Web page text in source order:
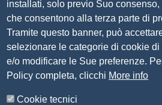
P.IVA 00859790172
C.F. 80013870177
Contatti
Amministrazione
Organizzazione
installati, solo previo Suo
che consentono alla terza parte di
Tramite questo banner, può
selezionare le categorie di cookie di
e/o modificare le Sue preferenze.
Policy completa, clicchi More info
Cookie tecnici